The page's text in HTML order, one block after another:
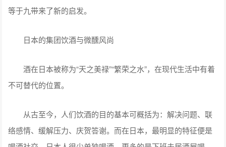
等于九带来了新的启发。
日本的集团饮酒与微醺风尚
酒在日本被称为“天之美禄”“繁荣之水”，在现代生活中有着
不可替代的位置。
从古至今，人们饮酒的目的基本可概括为：解决问题、联
络感情、缓解压力、庆贺答谢。而在日本，最明显的特征便是